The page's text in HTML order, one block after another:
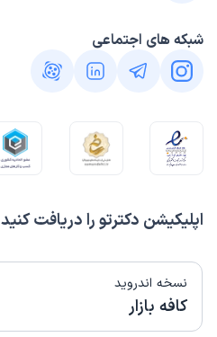
اپلیکیشن دکترتو را دریافت کنید
نسخه اندروید
کافه بازار
شبکه های اجتماعی